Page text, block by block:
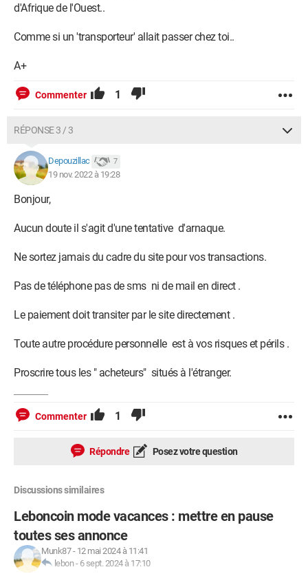
d'Afrique de l'Ouest..
Comme si un 'transporteur' allait passer chez toi..
A+
Commenter 1
RÉPONSE 3 / 3
Depouzillac 7
19 nov. 2022 à 19:28
Bonjour,
Aucun doute il s'agit d'une tentative d'arnaque.
Ne sortez jamais du cadre du site pour vos transactions.
Pas de téléphone pas de sms ni de mail en direct .
Le paiement doit transiter par le site directement .
Toute autre procédure personnelle est à vos risques et périls .
Proscrire tous les " acheteurs" situés à l'étranger.
Commenter 1
Répondre Posez votre question
Discussions similaires
Leboncoin mode vacances : mettre en pause
toutes ses annonce
Munk87- 12 mai 2024 à 11:41
lebon- 6 sept. 2024 à 17:10